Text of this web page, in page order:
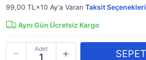
99,00 TL×10 Ay'a Varan Taksit Seçenekleri
Aynı Gün Ücretsiz Kargo
Adet